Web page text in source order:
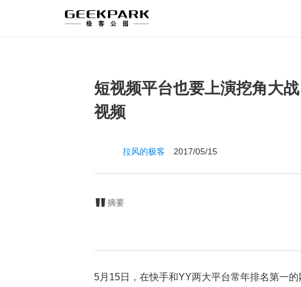
短视频平台也要上演挖角大
视频
拉风的极客 2017/05/15
摘要
5月15日，在快手和YY两大平台常年排名第一